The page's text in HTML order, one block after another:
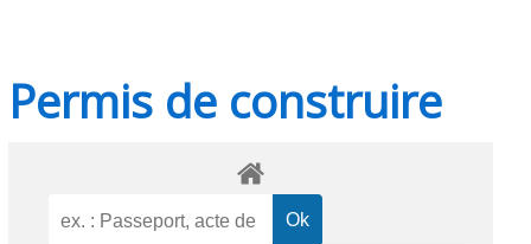
Permis de construire